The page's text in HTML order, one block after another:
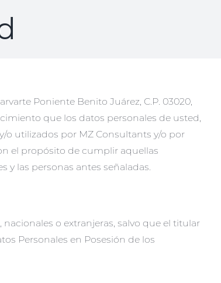
Poniente Benito Juárez, C.P. 03020,
que los datos personales de usted,
o utilizados por MZ Consultants y/o por
el propósito de cumplir aquellas
las personas antes señaladas.
o extranjeras, salvo que el titular
Personales en Posesión de los